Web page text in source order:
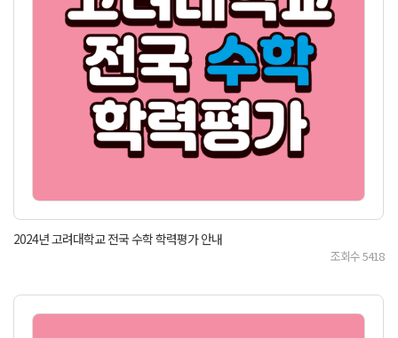
2024년 고려대학교 전국 수학 학력평가 안내
조회수5418